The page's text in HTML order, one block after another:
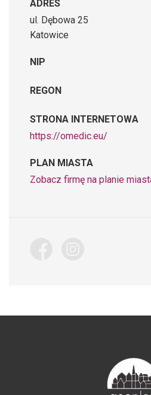
ADRES
ul. Dębowa 25
Katowice
NIP
REGON
STRONA INTERNETOWA
https://omedic.eu/
PLAN MIASTA
Zobacz firmę na planie